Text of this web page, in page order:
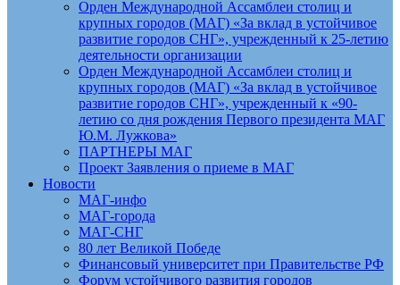
Орден Международной Ассамблеи столиц и
крупных городов (МАГ) «За вклад в устойчивое
развитие городов СНГ», учрежденный к 25-летию
деятельности организации
Орден Международной Ассамблеи столиц и
крупных городов (МАГ) «За вклад в устойчивое
развитие городов СНГ», учрежденный к «90-
летию со дня рождения Первого президента МАГ
Ю.М. Лужкова»
ПАРТНЕРЫ МАГ
Проект Заявления о приеме в МАГ
Новости
МАГ-инфо
МАГ-города
МАГ-СНГ
80 лет Великой Победе
Финансовый университет при Правительстве РФ
Форум устойчивого развития городов